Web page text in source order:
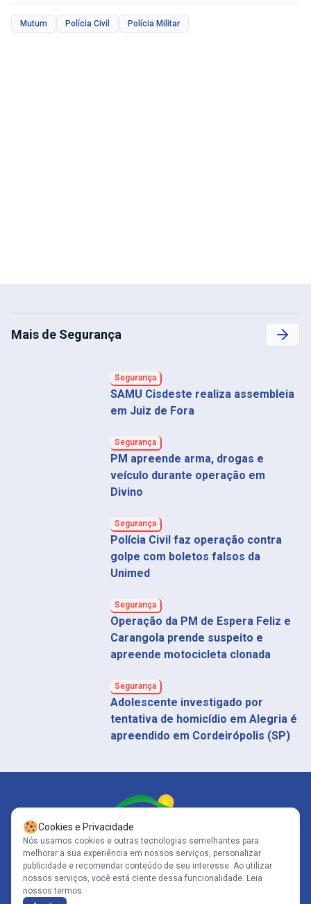
Mutum Polícia Civil Polícia Militar
Mais de Segurança
Segurança
SAMU Cisdeste realiza assembleia
em Juiz de Fora
Segurança
PM apreende arma, drogas e
veículo durante operação em
Divino
Segurança
Polícia Civil faz operação contra
golpe com boletos falsos da
Unimed
Segurança
Operação da PM de Espera Feliz e
Carangola prende suspeito e
apreende motocicleta clonada
Segurança
Adolescente investigado por
tentativa de homicídio em Alegria é
apreendido em Cordeirópolis (SP)
Siga-nos
Copyright© 2005-2026 - Portal Caparaó - CNPJ: 10.570.353/0001-80 | Todos
Cookies e Privacidade
Nós usamos cookies e outras tecnologias semelhantes para
melhorar a sua experiência em nossos serviços, personalizar
publicidade e recomendar conteúdo de seu interesse. Ao utilizar
nossos serviços, você está ciente dessa funcionalidade. Leia
nossos termos.